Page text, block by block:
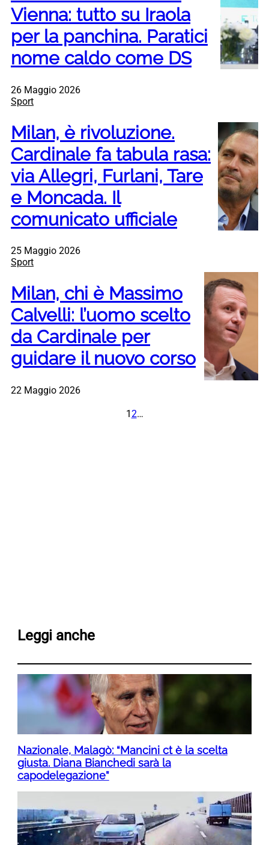
Vienna: tutto su Iraola
per la panchina. Paratici
nome caldo come DS
26 Maggio 2026
Sport
Milan, è rivoluzione.
Cardinale fa tabula rasa:
via Allegri, Furlani, Tare
e Moncada. Il
comunicato ufficiale
25 Maggio 2026
Sport
Milan, chi è Massimo
Calvelli: l’uomo scelto
da Cardinale per
guidare il nuovo corso
22 Maggio 2026
1 2…
Leggi anche
Nazionale, Malagò: “Mancini ct è la scelta
giusta. Diana Bianchedi sarà la
capodelegazione”